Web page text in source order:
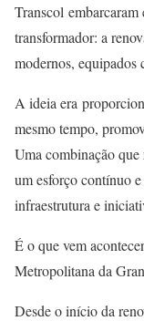
Transcol
transformador: a
modernos, equipados
A ideia era
mesmo tempo,
Uma combinação que
um esforço contínuo
infraestrutura e
É o que vem
Metropolitana da
Desde o início da